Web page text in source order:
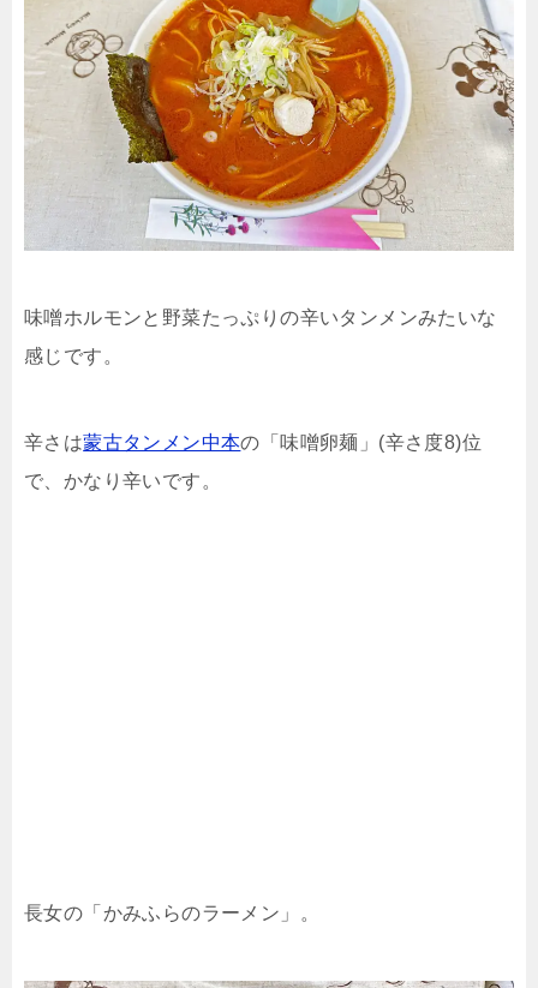
味噌ホルモンと野菜たっぷりの辛いタンメンみたいな
感じです。
辛さは蒙古タンメン中本の「味噌卵麺」(辛さ度8)位
で、かなり辛いです。
長女の「かみふらのラーメン」。